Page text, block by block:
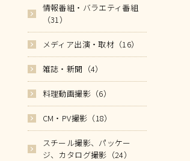
情報番組・バラエティ番組
（31）
メディア出演・取材（16）
雑誌・新聞（4）
料理動画撮影（6）
CM・PV撮影（18）
スチール撮影、パッケー
ジ、カタログ撮影（24）